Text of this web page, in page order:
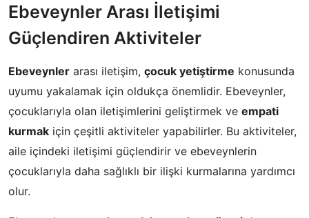
Ebeveynler Arası İletişimi
Güçlendiren Aktiviteler
Ebeveynler arası iletişim, çocuk yetiştirme konusunda
uyumu yakalamak için oldukça önemlidir. Ebeveynler,
çocuklarıyla olan iletişimlerini geliştirmek ve empati
kurmak için çeşitli aktiviteler yapabilirler. Bu aktiviteler,
aile içindeki iletişimi güçlendirir ve ebeveynlerin
çocuklarıyla daha sağlıklı bir ilişki kurmalarına yardımcı
olur.